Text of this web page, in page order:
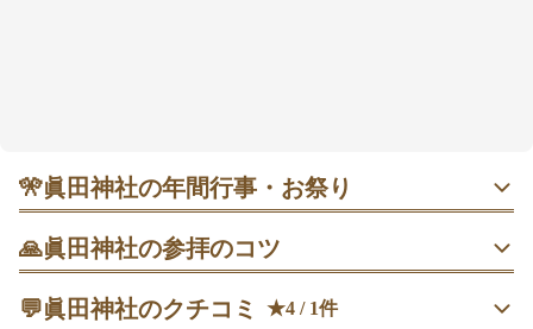
の兜も展示されており、その大きさに圧倒されます。
🎌眞田神社の年間行事・お祭り
1〜3月 受験シーズンは「落ちない城」の縁起から参拝が増
える時期。混雑が気になる日は朝の早め、または平日午前
が安心です。
🙏眞田神社の参拝のコツ
東虎口櫓門から入ったら、鳥居→手水舎→拝殿の順に進
み、拝殿参拝を済ませてから末社へ回ります。
💬眞田神社のクチコミ ★4 / 1件